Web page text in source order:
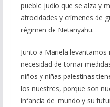
pueblo judío que se alza y
atrocidades y crímenes de
régimen de Netanyahu.
Junto a Mariela levantamos
necesidad de tomar
niños y niñas palestinas
los nuestros, porque son
infancia del mundo y su